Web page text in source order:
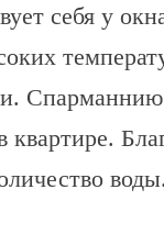
себя у
воды.